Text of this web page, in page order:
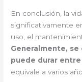
En conclusión, la
significativamente
uso, el
Generalmente, se
puede durar
equivale a varios